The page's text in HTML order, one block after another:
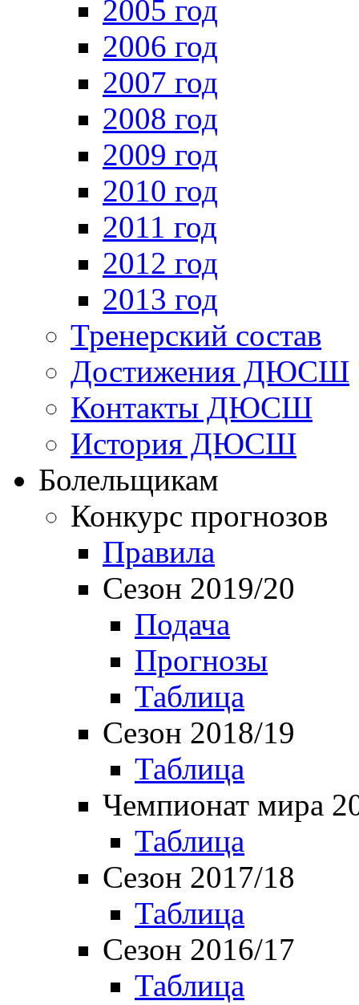
2005 год
2006 год
2007 год
2008 год
2009 год
2010 год
2011 год
2012 год
2013 год
Тренерский состав
Достижения ДЮСШ
Контакты ДЮСШ
История ДЮСШ
Болельщикам
Конкурс прогнозов
Правила
Сезон 2019/20
Подача
Прогнозы
Таблица
Сезон 2018/19
Таблица
Чемпионат мира
Таблица
Сезон 2017/18
Таблица
Сезон 2016/17
Таблица